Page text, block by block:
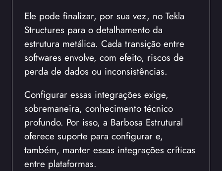
Ele pode finalizar, por sua vez, no Tekla
Structures para o detalhamento da
estrutura metálica. Cada transição entre
softwares envolve, com efeito, riscos de
perda de dados ou inconsistências.
Configurar essas integrações exige,
sobremaneira, conhecimento técnico
profundo. Por isso, a Barbosa Estrutural
oferece suporte para configurar e,
também, manter essas integrações críticas
entre plataformas.